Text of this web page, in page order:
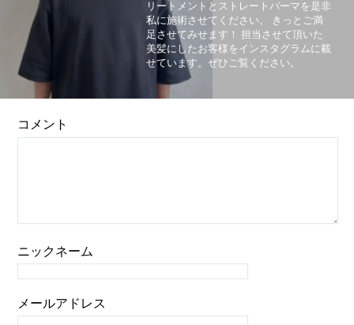
リートメントとストレートパーマを是非
私に施術させてください。 きっとご満
足させてみせます！ 担当させて頂いた
美髪にしたお客様をインスタグラムに載
せています。ぜひご覧ください。
コメント
ニックネーム
メールアドレス